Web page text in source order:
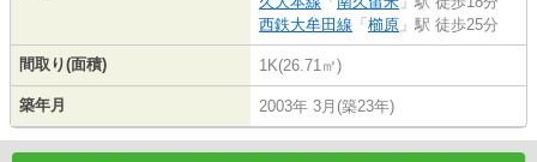
西鉄大牟田線 「 櫛原 」駅 徒歩25分
間取り(面積) 1K(26.71㎡)
築年月 2003年 3月(築23年)